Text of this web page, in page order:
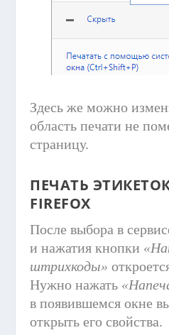
Здесь же можно
область печати не
страницу.
ПЕЧАТЬ
FIREFOX
После выбора в
и нажатия кнопки
штрихкоды»
Нужно нажать
в появившемся окне
открыть его свойства.